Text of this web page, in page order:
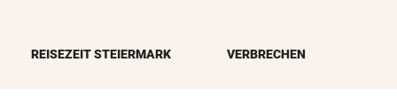
REISEZEIT STEIERMARK VERBRECHEN